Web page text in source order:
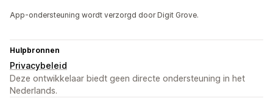
App-ondersteuning wordt verzorgd door Digit Grove.
Hulpbronnen
Privacybeleid
Deze ontwikkelaar biedt geen directe ondersteuning in het
Nederlands.